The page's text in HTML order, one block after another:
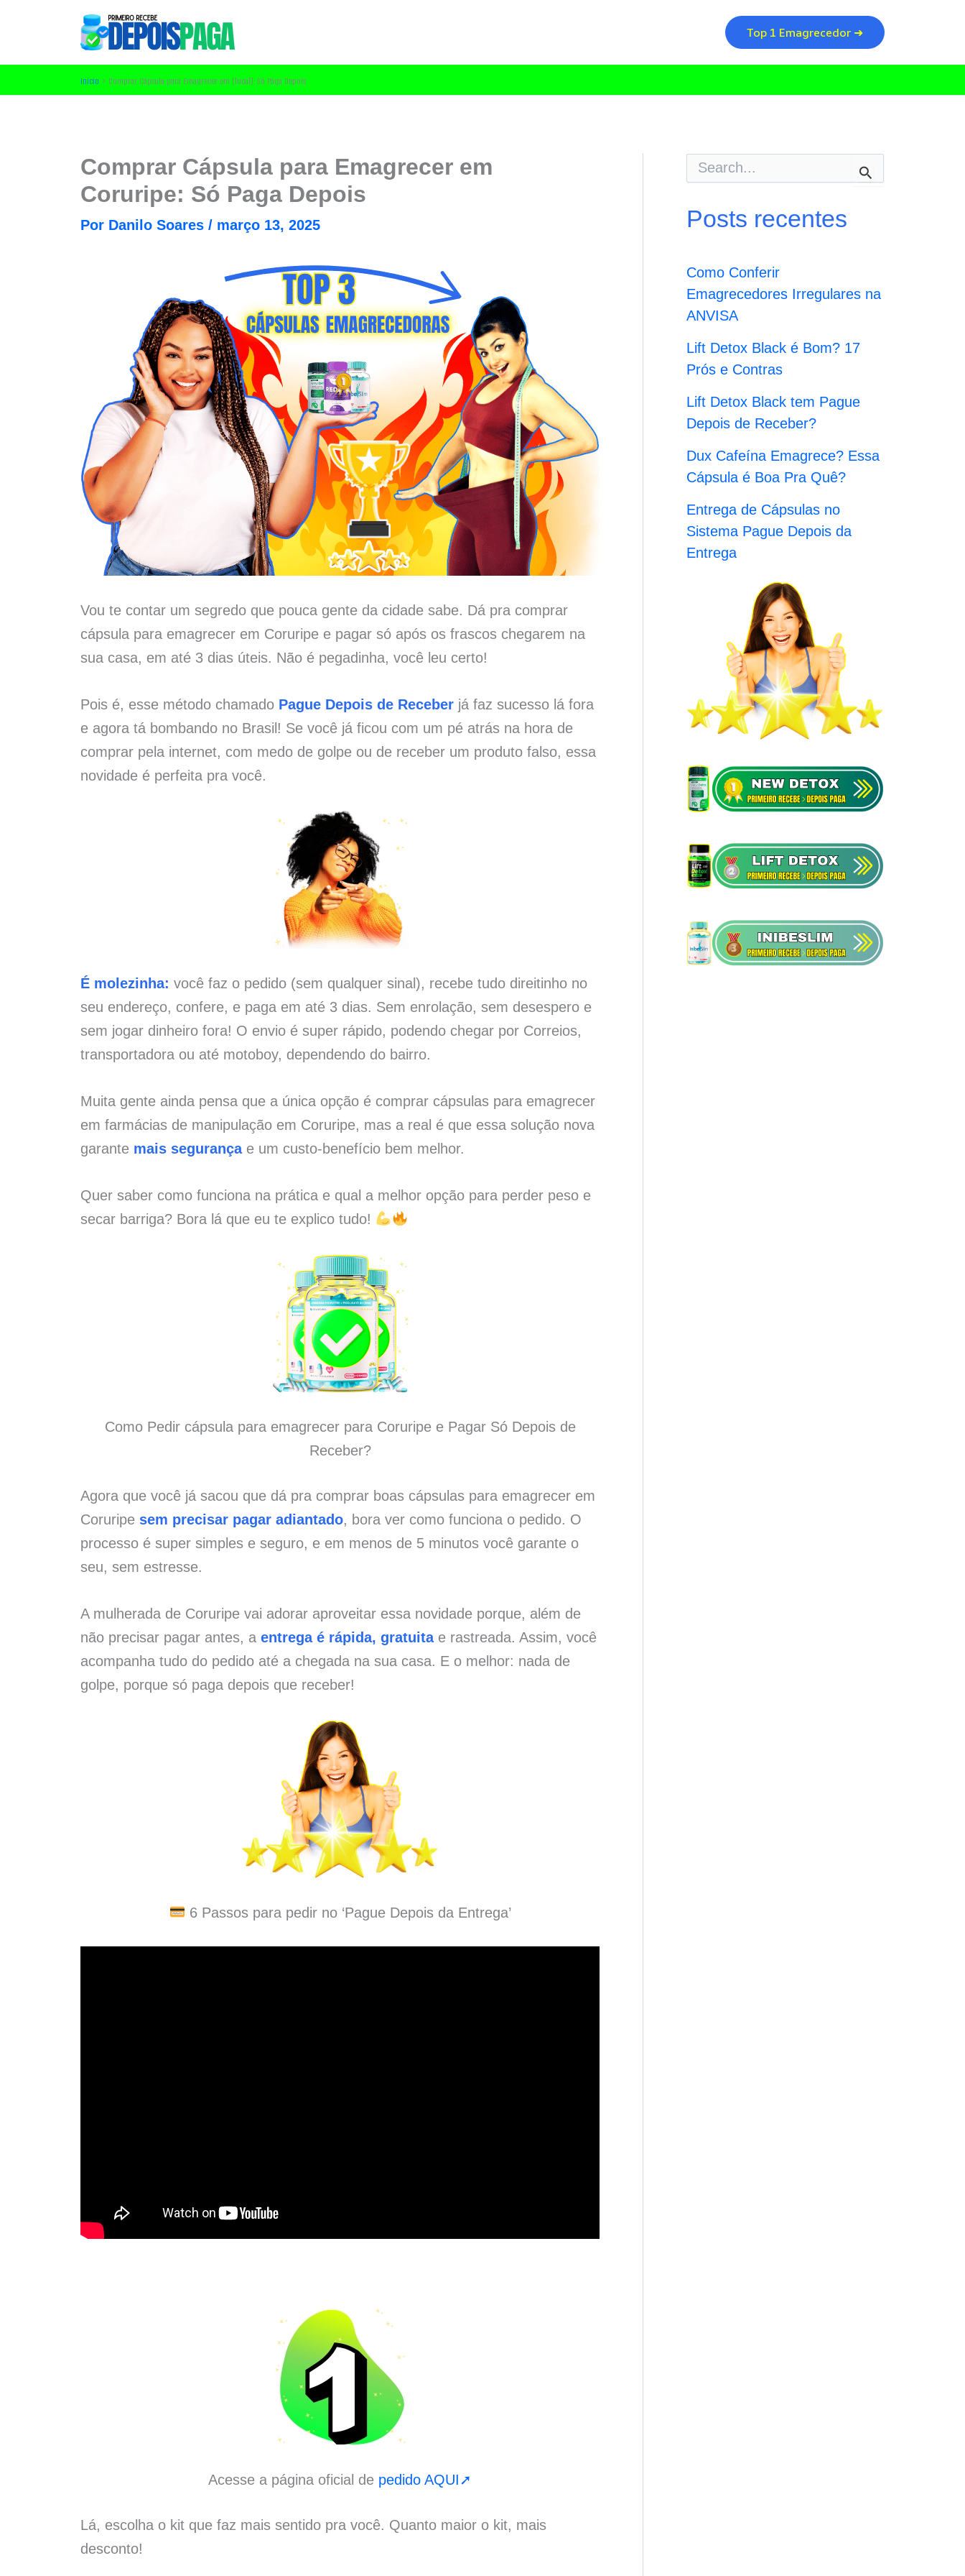
Top 1 Emagrecedor ➜
Início Comprar Cápsula para Emagrecer em [local]: Só Paga Depois
Comprar Cápsula para Emagrecer em
Coruripe: Só Paga Depois
Por Danilo Soares / março 13, 2025
Vou te contar um segredo que pouca gente da cidade sabe. Dá pra comprar
cápsula para emagrecer em Coruripe e pagar só após os frascos chegarem na
sua casa, em até 3 dias úteis. Não é pegadinha, você leu certo!
Pois é, esse método chamado Pague Depois de Receber já faz sucesso lá fora
e agora tá bombando no Brasil! Se você já ficou com um pé atrás na hora de
comprar pela internet, com medo de golpe ou de receber um produto falso, essa
novidade é perfeita pra você.
É molezinha: você faz o pedido (sem qualquer sinal), recebe tudo direitinho no
seu endereço, confere, e paga em até 3 dias. Sem enrolação, sem desespero e
sem jogar dinheiro fora! O envio é super rápido, podendo chegar por Correios,
transportadora ou até motoboy, dependendo do bairro.
Muita gente ainda pensa que a única opção é comprar cápsulas para emagrecer
em farmácias de manipulação em Coruripe, mas a real é que essa solução nova
garante mais segurançae um custo-benefício bem melhor.
Quer saber como funciona na prática e qual a melhor opção para perder peso e
secar barriga? Bora lá que eu te explico tudo!
Como Pedir cápsula para emagrecer para Coruripe e Pagar Só Depois de
Receber?
Agora que você já sacou que dá pra comprar boas cápsulas para emagrecer em
Coruripe sem precisar pagar adiantado, bora ver como funciona o pedido. O
processo é super simples e seguro, e em menos de 5 minutos você garante o
seu, sem estresse.
A mulherada de Coruripe vai adorar aproveitar essa novidade porque, além de
não precisar pagar antes, a entrega é rápida, gratuitae rastreada. Assim, você
acompanha tudo do pedido até a chegada na sua casa. E o melhor: nada de
golpe, porque só paga depois que receber!
6 Passos para pedir no ‘Pague Depois da Entrega’
Acesse a página oficial de pedido AQUI➚
Lá, escolha o kit que faz mais sentido pra você. Quanto maior o kit, mais
desconto!
u
r
p
r
Posts recentes
Como Conferir
Emagrecedores Irregulares na
ANVISA
Lift Detox Black é Bom? 17
Prós e Contras
Lift Detox Black tem Pague
Depois de Receber?
Dux Cafeína Emagrece? Essa
Cápsula é Boa Pra Quê?
Entrega de Cápsulas no
Sistema Pague Depois da
Entrega